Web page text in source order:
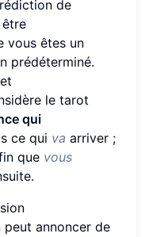
de
vous êtes un
prédéterminé.
le tarot
qui
ce qui va arriver ;
que vous
annoncer de